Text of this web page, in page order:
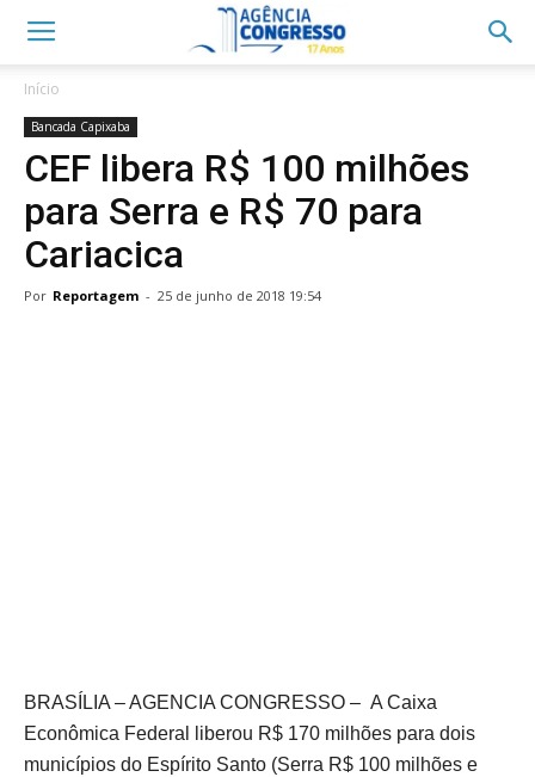
Início
Bancada Capixaba
CEF libera R$ 100 milhões
para Serra e R$ 70 para
Cariacica
Por Reportagem - 25 de junho de 2018 19:54
BRASÍLIA – AGENCIA CONGRESSO – A Caixa
Econômica Federal liberou R$ 170 milhões para dois
municípios do Espírito Santo (Serra R$ 100 milhões e